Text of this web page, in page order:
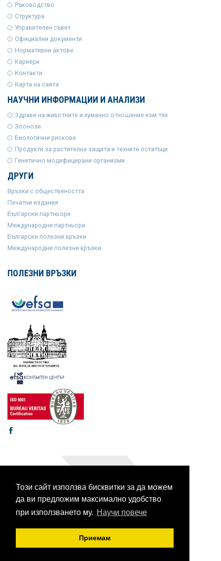
Този сайт използва бисквитки за да можем
да ви предложим максимално удобство
при използването му. Научи повече
Приемам
Ръководство
Структура
Управителен съвет
Официални документи
Нормативни актове
Кариери
Контакти
Карта на сайта
НАУЧНИ ИНФОРМАЦИИ И АНАЛИЗИ
Здраве на животните и хуманно отношение към тях
Зоонози
Биологични рискове
Продукти за растителна защита и техните остатъци
Генетично модифицирани организми
ДРУГИ
Връзки с обществеността
Печатни издания
Български партньори
Международни партньори
Български полезни връзки
Международни полезни връзки
ПОЛЕЗНИ ВРЪЗКИ
© 2003-2026 CORHV
Всички права запазени.